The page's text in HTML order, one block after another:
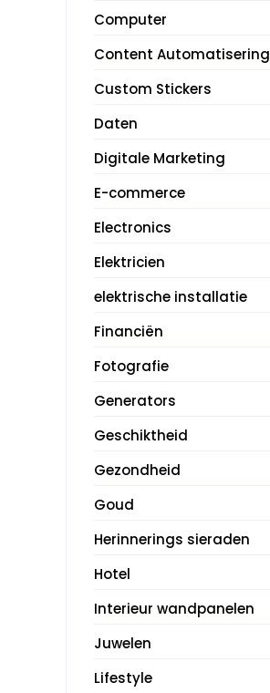
Computer
Content Automatisering
Custom Stickers
Daten
Digitale Marketing
E-commerce
Electronics
Elektricien
elektrische installatie
Financiën
Fotografie
Generators
Geschiktheid
Gezondheid
Goud
Herinnerings sieraden
Hotel
Interieur wandpanelen
Juwelen
Lifestyle